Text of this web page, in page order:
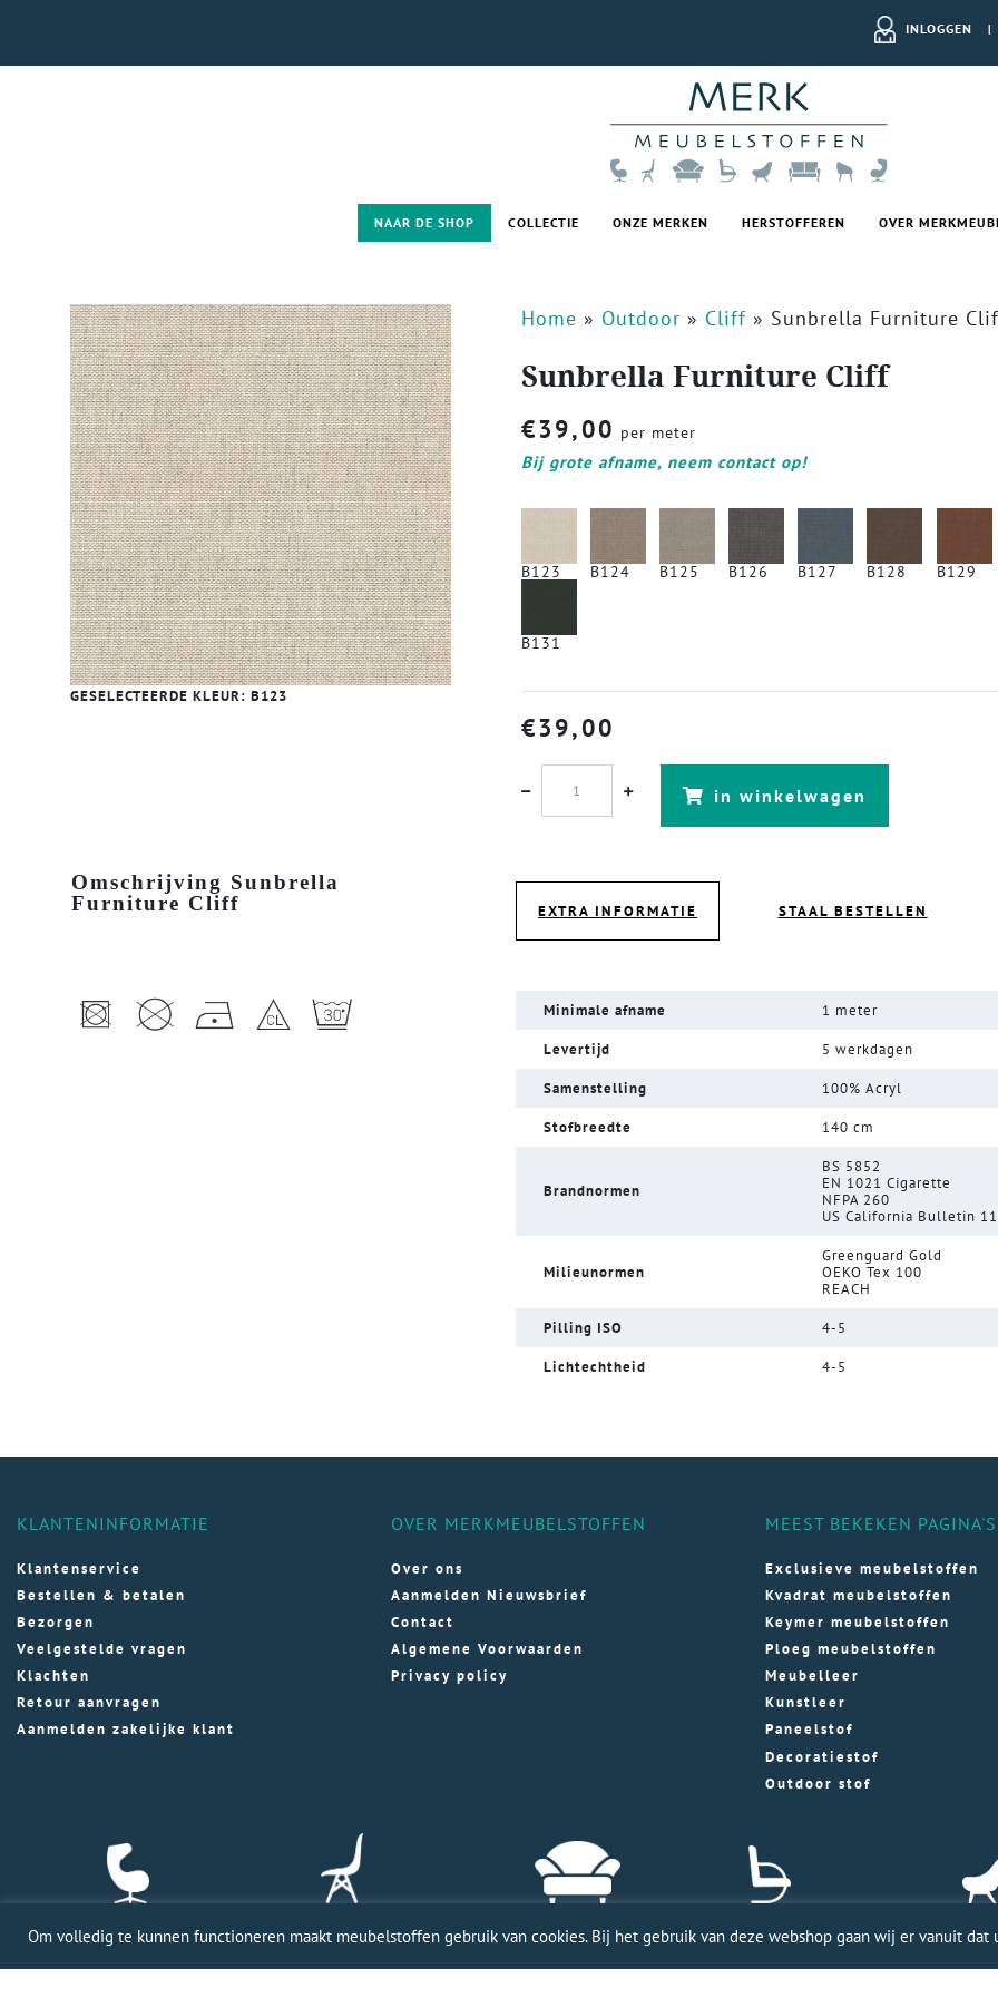
INLOGGEN |
NAAR DE SHOP COLLECTIE ONZE MERKEN HERSTOFFEREN OVER
GESELECTEERDE KLEUR: B123
Home » Outdoor » Cliff» Sunbrella Furniture
Sunbrella Furniture Cliff
€39,00 per meter
Bij grote afname, neem contact op!
B123 B124 B125 B126 B127 B128 B129
B131
€39,00
in winkelwagen
Omschrijving Sunbrella
Furniture Cliff
EXTRA INFORMATIE STAAL BESTELLEN
Minimale afname 1 meter
Levertijd 5 werkdagen
Samenstelling 100% Acryl
Stofbreedte 140 cm
Brandnormen
BS 5852
EN 1021 Cigarette
NFPA 260
US California Bulletin
Milieunormen
Greenguard Gold
OEKO Tex 100
REACH
Pilling ISO 4-5
Lichtechtheid 4-5
KLANTENINFORMATIE
Klantenservice
Bestellen & betalen
Bezorgen
Veelgestelde vragen
Klachten
Retour aanvragen
Aanmelden zakelijke klant
OVER MERKMEUBELSTOFFEN
Over ons
Aanmelden Nieuwsbrief
Contact
Algemene Voorwaarden
Privacy policy
MEEST BEKEKEN PAGINA'S
Exclusieve meubelstoffen
Kvadrat meubelstoffen
Keymer meubelstoffen
Ploeg meubelstoffen
Meubelleer
Kunstleer
Paneelstof
Decoratiestof
Outdoor stof
Om volledig te kunnen functioneren maakt meubelstoffen gebruik van cookies. Bij het gebruik van deze webshop gaan wij er vanuit dat